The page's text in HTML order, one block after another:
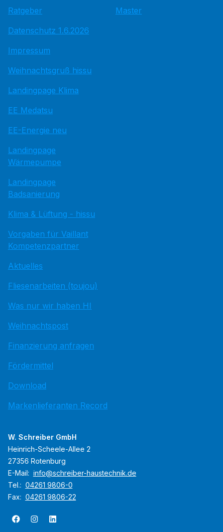
Ratgeber
Datenschutz 1.6.2026
Impressum
Weihnachtsgruß hissu
Landingpage Klima
EE Medatsu
EE-Energie neu
Landingpage
Wärmepumpe
Landingpage
Badsanierung
Klima & Lüftung - hissu
Vorgaben für Vaillant
Kompetenzpartner
Aktuelles
Fliesenarbeiten (toujou)
Was nur wir haben HI
Weihnachtspost
Finanzierung anfragen
Fördermittel
Download
Markenlieferanten Record
Master
W. Schreiber GmbH
Heinrich-Scheele-Allee 2
27356 Rotenburg
E-Mail: info@schreiber-haustechnik.de
Tel.: 04261 9806-0
Fax: 04261 9806-22